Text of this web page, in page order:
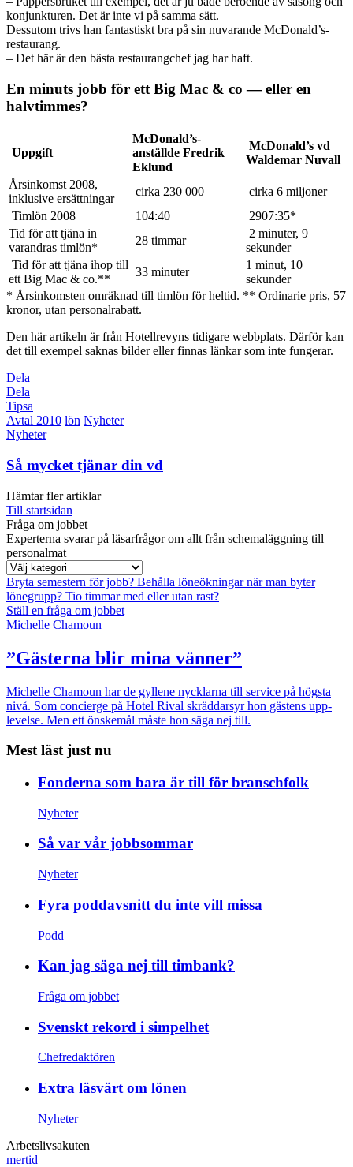
konjunkturen. Det är inte vi på samma sätt.
Dessutom trivs han fantastiskt bra på sin nuvarande McDonald’s-
restaurang.
– Det här är den bästa restaurangchef jag har haft.
En minuts jobb för ett Big Mac & co — eller en
halvtimmes?
Uppgift
McDonald’s-
anställde Fredrik
Eklund
McDonald’s vd
Waldemar Nuvall
Årsinkomst 2008,
inklusive ersättningar
cirka 230 000
cirka 6 miljoner
Timlön 2008
104:40
2907:35*
Tid för att tjäna in
varandras timlön*
28 timmar
2 minuter, 9
sekunder
Tid för att tjäna ihop till
ett Big Mac & co.**
33 minuter
1 minut, 10
sekunder
* Årsinkomsten omräknad till timlön för heltid. ** Ordinarie pris, 57
kronor, utan personalrabatt.
Den här artikeln är från Hotellrevyns tidigare webbplats. Därför kan
det till exempel saknas bilder eller finnas länkar som inte fungerar.
Dela
Dela
Tipsa
Avtal 2010 lön Nyheter
Nyheter
Så mycket tjänar din vd
Hämtar fler artiklar
Till startsidan
Fråga om jobbet
Experterna svarar på läsarfrågor om allt från schemaläggning till
personalmat
Bryta semestern för jobb? Behålla löneökningar när man byter
lönegrupp? Tio timmar med eller utan rast?
Ställ en fråga om jobbet
Michelle Chamoun
”Gästerna blir mina vänner”
Michelle Chamoun har de gyllene nycklarna till service på högsta
nivå. Som concierge på Hotel Rival skräddarsyr hon gästens upp­
levelse. Men ett önskemål måste hon säga nej till.
Mest läst just nu
Fonderna som bara är till för branschfolk
Nyheter
Så var vår jobbsommar
Nyheter
Fyra poddavsnitt du inte vill missa
Podd
Kan jag säga nej till timbank?
Fråga om jobbet
Svenskt rekord i simpelhet
Chefredaktören
Extra läsvärt om lönen
Nyheter
Arbetslivsakuten
mertid